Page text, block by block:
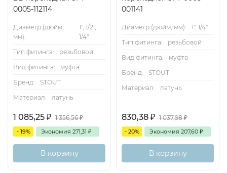
0005-112114
Диаметр (дюйм,
мм):
1", 1/2",
1/4"
Тип фитинга:
резьбовой
Вид фитинга:
муфта
Бренд:
STOUT
Материал:
латунь
1 085,25 ₽ 1 356,56₽
- 19% Экономия 271,31 ₽
В корзину
001141
Диаметр (дюйм, мм):
1", 1/4"
Тип фитинга:
резьбовой
Вид фитинга:
муфта
Бренд:
STOUT
Материал:
латунь
830,38 ₽ 1 037,98₽
- 20% Экономия 207,60 ₽
В корзину